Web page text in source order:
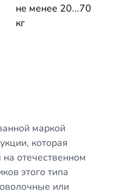
не менее 20...70
кг
маркой
которая
отечественном
этого типа
или